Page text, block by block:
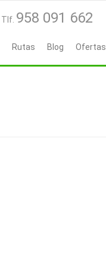
Tlf. 958 091 662
Rutas Blog Ofertas